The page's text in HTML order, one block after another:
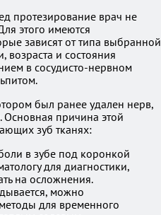
протезирование врач не
этого имеются
зависят от типа выбранной
и состояния
в сосудисто-нервном
был ранее удален нерв,
Основная причина этой
зуб тканях:
в зубе под коронкой
для диагностики,
на осложнения.
можно
для временного